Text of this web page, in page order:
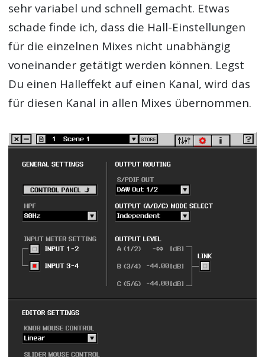
sehr variabel und schnell gemacht. Etwas
schade finde ich, dass die Hall-Einstellungen
für die einzelnen Mixes nicht unabhängig
voneinander getätigt werden können. Legst
Du einen Halleffekt auf einen Kanal, wird das
für diesen Kanal in allen Mixes übernommen.